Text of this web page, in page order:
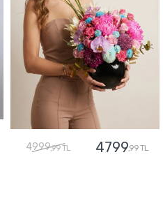
4999,99 TL 4799,99 TL